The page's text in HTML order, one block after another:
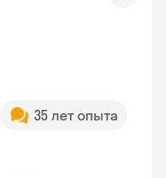
35 лет опыта